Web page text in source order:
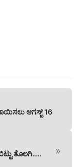
ಆಗಸ್ಟ್ 16
ತೊಲಗಿ…..
»